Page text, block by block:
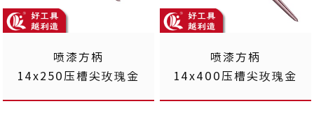
喷漆方柄
14x250压槽尖玫瑰金
喷漆方柄
14x400压槽尖玫瑰金